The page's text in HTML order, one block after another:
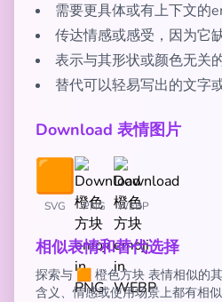
需要更具体或有上下文的
传达情感或感受，因为它
表示与其形状或颜色无关
替代可以轻易写出的文字
Download 表情图片
SVG PNG WEBP
相似表情和替代选择
探索与 🟧 橙色方块 表情相似的
含义、情感或使用场景上都有相似